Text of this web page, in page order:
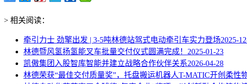
> 相关阅读：
牵引力士 劲擎出发 | 3-5吨林德站驾式电动牵引车实力登场2025-
林德暨风氢扬氢能叉车批量交付仪式圆满完成！ 2025-01-23
凯傲集团入股智库智能并建立战略合作伙伴关系2026-04-28
林德荣获“最佳交付质量奖”，托盘搬运机器人T-MATIC开创柔性